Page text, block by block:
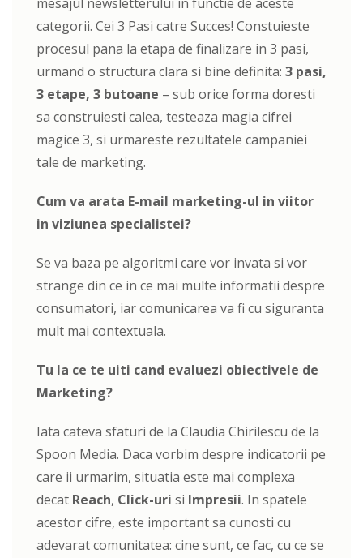
categorii. Cei 3 Pasi catre Succes! Constuieste
procesul pana la etapa de finalizare in 3 pasi,
urmand o structura clara si bine definita: 3 pasi,
3 etape, 3 butoane – sub orice forma doresti
sa construiesti calea, testeaza magia cifrei
magice 3, si urmareste rezultatele campaniei
tale de marketing.
Cum va arata E-mail marketing-ul in viitor
in viziunea specialistei?
Se va baza pe algoritmi care vor invata si vor
strange din ce in ce mai multe informatii despre
consumatori, iar comunicarea va fi cu siguranta
mult mai contextuala.
Tu la ce te uiti cand evaluezi obiectivele de
Marketing?
Iata cateva sfaturi de la Claudia Chirilescu de la
Spoon Media. Daca vorbim despre indicatorii pe
care ii urmarim, situatia este mai complexa
decat Reach, Click-uri si Impresii. In spatele
acestor cifre, este important sa cunosti cu
adevarat comunitatea: cine sunt, ce fac, cu ce se